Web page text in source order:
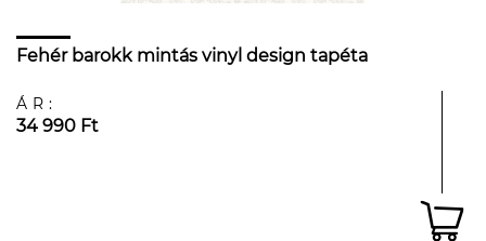
Fehér barokk mintás vinyl design tapéta
ÁR:
34 990 Ft